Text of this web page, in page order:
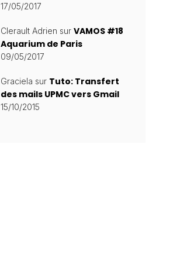
17/05/2017
Clerault Adrien sur VAMOS #18
Aquarium de Paris
09/05/2017
Graciela sur Tuto: Transfert
des mails UPMC vers Gmail
15/10/2015